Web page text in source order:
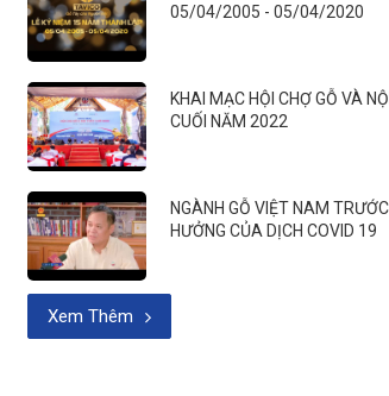
05/04/2005 - 05/04/2020
KHAI MẠC HỘI CHỢ GỖ VÀ
CUỐI NĂM 2022
NGÀNH GỖ VIỆT NAM
HƯỞNG CỦA DỊCH COVID 19
Xem Thêm